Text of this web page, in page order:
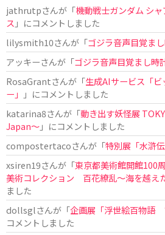
jathrutpさんが「機動戦士ガンダム シ
ス 」にコメントしました
lilysmith10さんが「ゴジラ音声目覚ま
アッキーさんが「ゴジラ音声目覚まし時
RosaGrantさんが「生成AIサービス「
ー」
」にコメントしました
katarina8さんが「動き出す妖怪展
Japan〜」にコメントしました
compostertacoさんが「特別展「水滸伝
xsiren19さんが「東京都美術館開館100
美術コレクション 百花繚乱～海を越え
ました
dollsglさんが「企画展「浮世絵百物語
コメントしました